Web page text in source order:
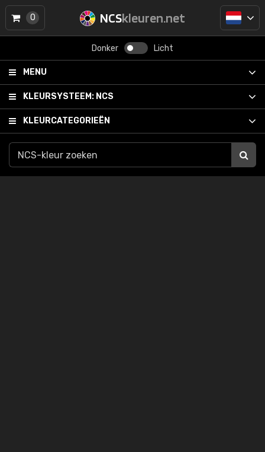
NCSkleuren.net
Donker Licht
MENU
KLEURSYSTEEM: NCS
KLEURCATEGORIEËN
0